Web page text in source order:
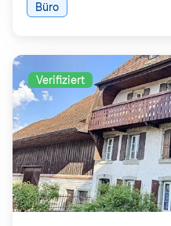
Büro
Verifiziert